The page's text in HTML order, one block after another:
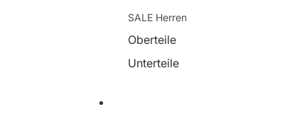
SALE Herren
Oberteile
Unterteile